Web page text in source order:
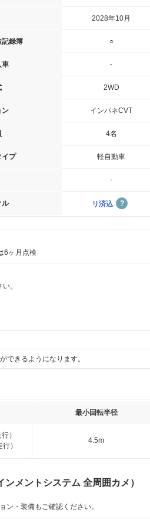
2028年10月
記録簿 ○
車 -
2WD
ン インパネCVT
4名
イプ 軽自動車
-
ル リ済込
6ヶ月点検
。
できるようになります。
最小回転半径
）
）
4.5m
メントシステム 全周囲カメ）
・装備もご確認ください。